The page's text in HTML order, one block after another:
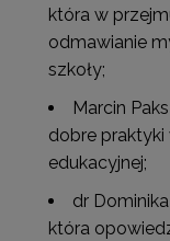
która w
odmawianie
szkoły;
Marcin
dobre
edukacyjnej;
dr
która